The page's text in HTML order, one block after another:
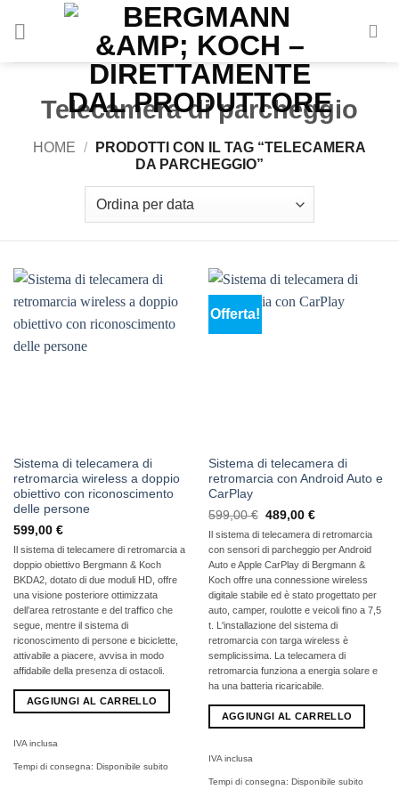
Telecamera di parcheggio
HOME /
PRODOTTI CON IL TAG “TELECAMERA
DA PARCHEGGIO”
Sistema di telecamera di
retromarcia wireless a doppio
obiettivo con riconoscimento
delle persone
599,00 €
Il sistema di telecamere di retromarcia a
doppio obiettivo Bergmann & Koch
BKDA2, dotato di due moduli HD, offre
una visione posteriore ottimizzata
dell’area retrostante e del traffico che
segue, mentre il sistema di
riconoscimento di persone e biciclette,
attivabile a piacere, avvisa in modo
affidabile della presenza di ostacoli.
AGGIUNGI AL CARRELLO
IVA inclusa
Tempi di consegna: Disponibile subito
Offerta!
Sistema di telecamera di
retromarcia con Android Auto e
CarPlay
599,00€ Il
originale
era:
599,00
€
489,00 €Il
attuale
è:
489,00
€.
Il sistema di telecamera di retromarcia
con sensori di parcheggio per Android
Auto e Apple CarPlay di Bergmann &
Koch offre una connessione wireless
digitale stabile ed è stato progettato per
auto, camper, roulotte e veicoli fino a 7,5
t. L'installazione del sistema di
retromarcia con targa wireless è
semplicissima. La telecamera di
retromarcia funziona a energia solare e
ha una batteria ricaricabile.
AGGIUNGI AL CARRELLO
IVA inclusa
Tempi di consegna: Disponibile subito